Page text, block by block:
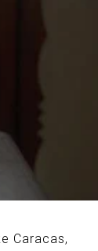
Caracas,